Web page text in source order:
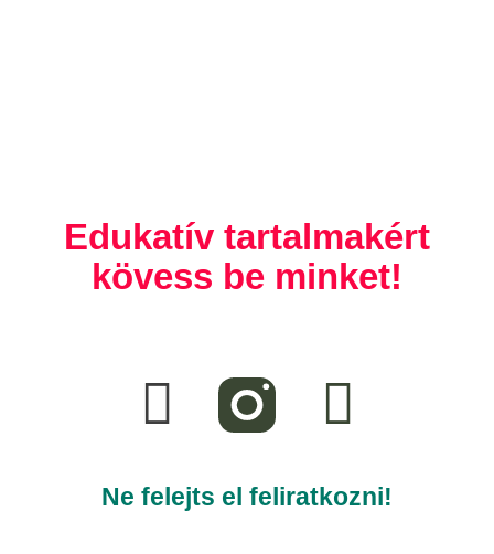
Edukatív tartalmakért
kövess be minket!
a
c
e
i
k
t
Ne felejts el feliratkozni!